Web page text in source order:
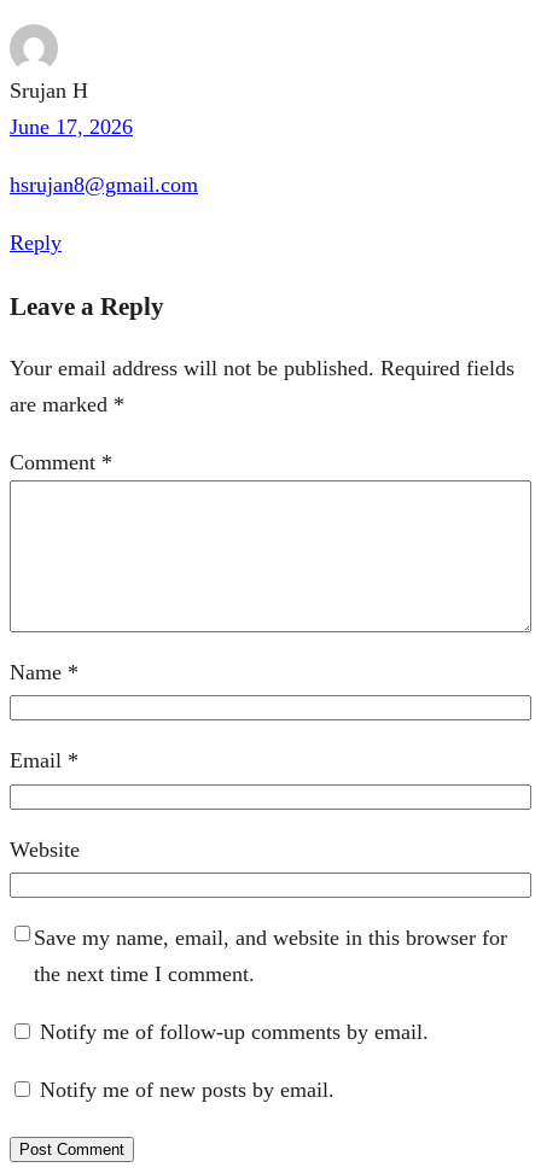
Srujan H
June 17, 2026
hsrujan8@gmail.com
Reply
Leave a Reply
Your email address will not be published. Required fields
are marked *
Comment *
Name *
Email *
Website
Save my name, email, and website in this browser for
the next time I comment.
Notify me of follow-up comments by email.
Notify me of new posts by email.